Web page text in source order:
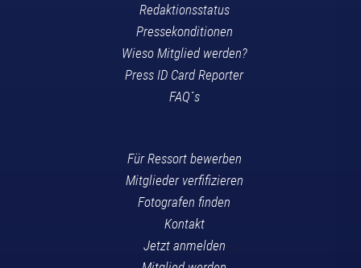
Redaktionsstatus
Pressekonditionen
Wieso Mitglied werden?
Press ID Card Reporter
FAQ´s
Für Ressort bewerben
Mitglieder verfifizieren
Fotografen finden
Kontakt
Jetzt anmelden